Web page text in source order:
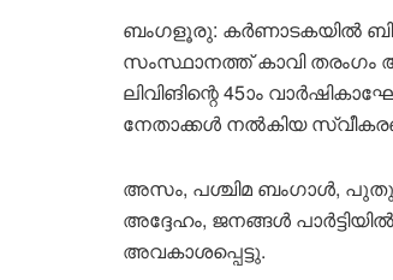
ബംഗളൂരു: കർണാടകയിൽ
സംസ്ഥാനത്ത് കാവി തരംഗം
ലിവിങിന്റെ 45ാം
നേതാക്കൾ നൽകിയ
അസം, പശ്ചിമ ബംഗാൾ,
അദ്ദേഹം, ജനങ്ങൾ
അവകാശപ്പെട്ടു.